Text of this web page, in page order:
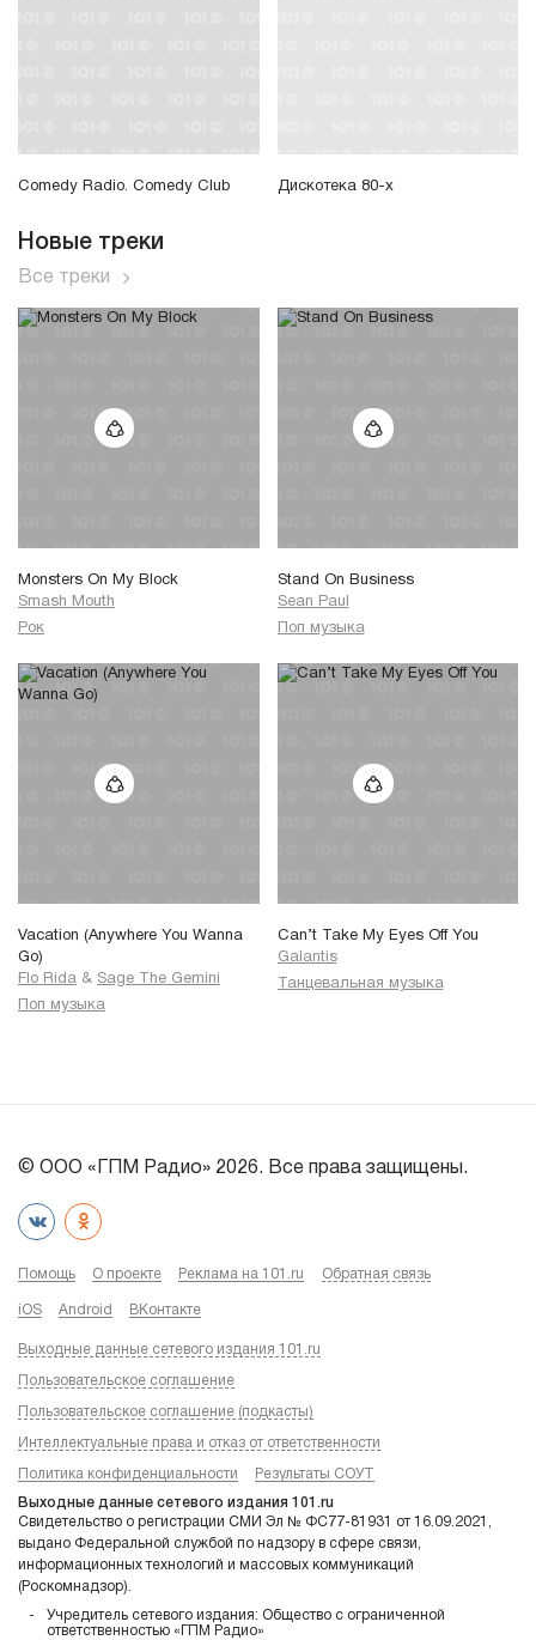
Comedy Radio. Comedy Club Дискотека 80-х
Новые треки
Все треки
Monsters On My Block
Smash Mouth
Рок
Stand On Business
Sean Paul
Поп музыка
Vacation (Anywhere You Wanna
Go)
Flo Rida & Sage The Gemini
Поп музыка
Can’t Take My Eyes Off You
Galantis
Танцевальная музыка
© ООО «ГПМ Радио» 2026. Все права защищены.
Помощь О проекте Реклама на 101.ru Обратная связь
iOS Android ВКонтакте
Выходные данные сетевого издания 101.ru
Пользовательское соглашение
Пользовательское соглашение (подкасты)
Интеллектуальные права и отказ от ответственности
Политика конфиденциальности Результаты СОУТ
Выходные данные сетевого издания 101.ru
Свидетельство о регистрации СМИ Эл № ФС77-81931 от 16.09.2021,
выдано Федеральной службой по надзору в сфере связи,
информационных технологий и массовых коммуникаций
(Роскомнадзор).
Учредитель сетевого издания: Общество с ограниченной
ответственностью «ГПМ Радио»